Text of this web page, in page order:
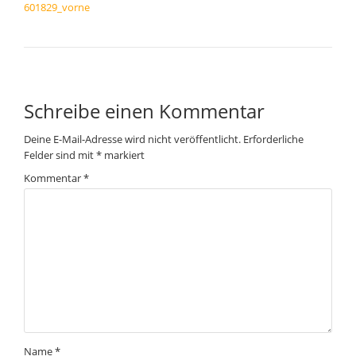
601829_vorne
Schreibe einen Kommentar
Deine E-Mail-Adresse wird nicht veröffentlicht. Erforderliche
Felder sind mit* markiert
Kommentar*
Name*